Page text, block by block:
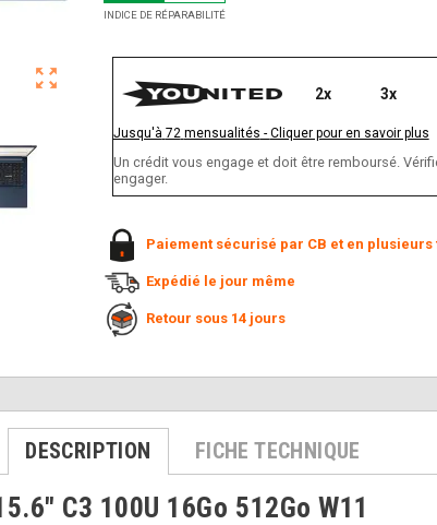
zoom_out_map
INDICE DE RÉPARABILITÉ
2x 3x
Jusqu'à 72 mensualités - Cliquer pour en savoir plus
Un crédit vous engage et doit être remboursé.
engager.
Paiement sécurisé par CB et en plusieurs
Expédié le jour même
Retour sous 14 jours
DESCRIPTION FICHE TECHNIQUE
C3 100U 16Go 512Go W11